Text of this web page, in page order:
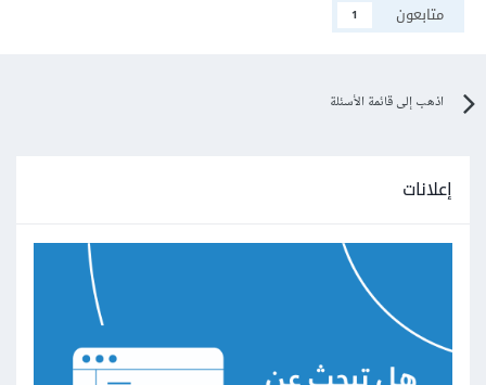
متابعون
1
اذهب إلى قائمة الأسئلة
إعلانات